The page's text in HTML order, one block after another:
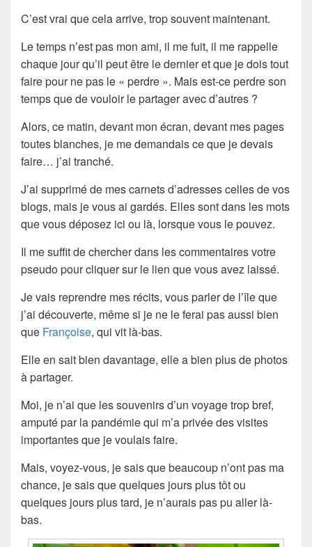
C’est vrai que cela arrive, trop souvent maintenant.
Le temps n’est pas mon ami, il me fuit, il me rappelle
chaque jour qu’il peut être le dernier et que je dois tout
faire pour ne pas le « perdre ». Mais est-ce perdre son
temps que de vouloir le partager avec d’autres ?
Alors, ce matin, devant mon écran, devant mes pages
toutes blanches, je me demandais ce que je devais
faire… j’ai tranché.
J’ai supprimé de mes carnets d’adresses celles de vos
blogs, mais je vous ai gardés. Elles sont dans les mots
que vous déposez ici ou là, lorsque vous le pouvez.
Il me suffit de chercher dans les commentaires votre
pseudo pour cliquer sur le lien que vous avez laissé.
Je vais reprendre mes récits, vous parler de l’île que
j’ai découverte, même si je ne le ferai pas aussi bien
que Françoise, qui vit là-bas.
Elle en sait bien davantage, elle a bien plus de photos
à partager.
Moi, je n’ai que les souvenirs d’un voyage trop bref,
amputé par la pandémie qui m’a privée des visites
importantes que je voulais faire.
Mais, voyez-vous, je sais que beaucoup n’ont pas ma
chance, je sais que quelques jours plus tôt ou
quelques jours plus tard, je n’aurais pas pu aller là-
bas.